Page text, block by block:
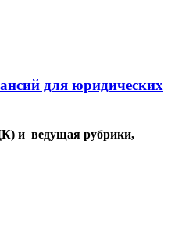
для юридических
и ведущая рубрики,